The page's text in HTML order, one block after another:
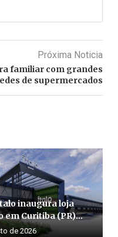
Próxima Noticia
familiar com grandes
de supermercados
inaugura loja
em Curitiba (PR)...
de 2026